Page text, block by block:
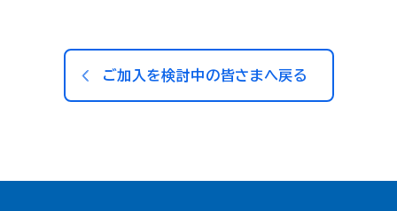
ご加入を検討中の皆さまへ戻る